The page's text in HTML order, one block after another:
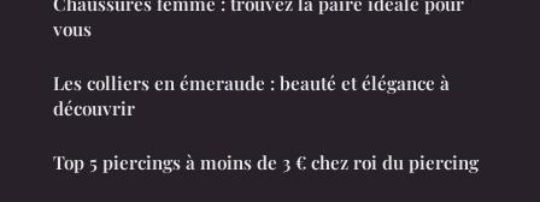
vous
Les colliers en émeraude : beauté et élégance à
découvrir
Top 5 piercings à moins de 3 € chez roi du piercing